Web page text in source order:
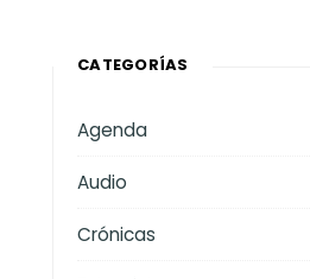
CATEGORÍAS
Agenda
Audio
Crónicas